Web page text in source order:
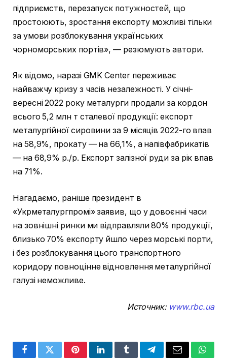
підприємств, перезапуск потужностей, що
простоюють, зростання експорту можливі тільки
за умови розблокування українських
чорноморських портів», — резюмують автори.
Як відомо, наразі GMK Center переживає
найважчу кризу з часів незалежності. У січні-
вересні 2022 року металурги продали за кордон
всього 5,2 млн т сталевої продукції: експорт
металургійної сировини за 9 місяців 2022-го впав
на 58,9%, прокату — на 66,1%, а напівфабрикатів
— на 68,9% р./р. Експорт залізної руди за рік впав
на 71%.
Нагадаємо, раніше президент в
«Укрметалургпромі» заявив, що у довоєнні часи
на зовнішні ринки ми відправляли 80% продукції,
близько 70% експорту йшло через морські порти,
і без розблокування цього транспортного
коридору повноцінне відновлення металургійної
галузі неможливе.
Источник: www.rbc.ua
FacebookTwitterPinterestLinkedInTumblrTelegramEmail